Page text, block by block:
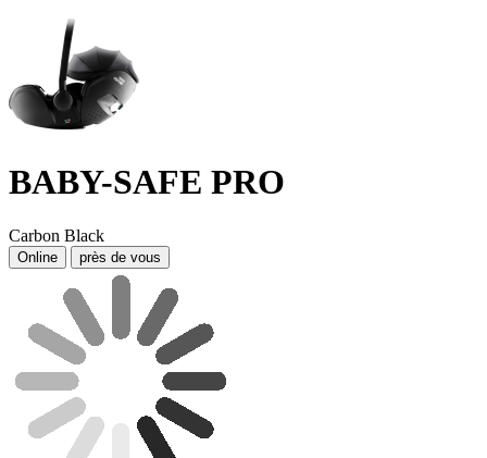
BABY-SAFE PRO
Carbon Black
Online près de vous